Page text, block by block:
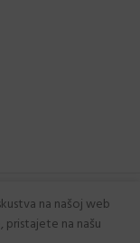
na našoj web
pristajete na našu